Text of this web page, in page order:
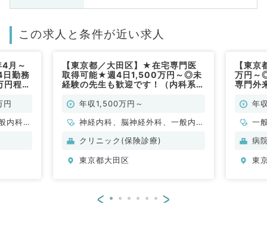
この求人と条件が近い求人
月～
勤務
程度
円
内科、
【東京都／大田区】★在宅専門医
取得可能★週4日1,500万円～◎未
経験の先生も歓迎です！（内科系、
年収1,500万円～
神経内科、脳神経外科、一般内
科、老年内科、外科系全般、一般
クリニック(保険診療)
東京都大田区
【東
万円～
専門外
年
一
科
病
東
< >